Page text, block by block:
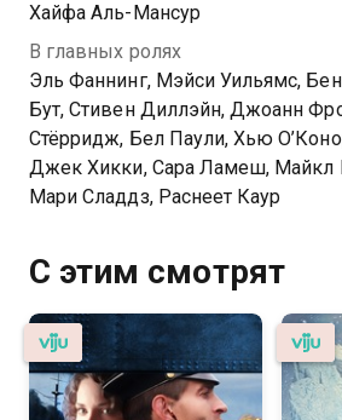
Хайфа Аль-Мансур
В главных ролях
Эль Фаннинг, Мэйси Уильямс,
Бут, Стивен Диллэйн, Джоанн
Стёрридж, Бел Паули, Хью
Джек Хикки, Сара Ламеш, Майкл
Мари Сладдз, Раснеет Каур
С этим смотрят